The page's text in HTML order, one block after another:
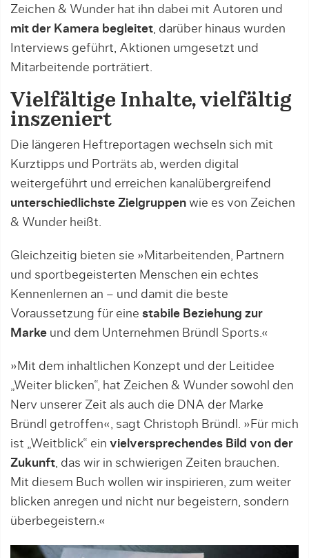
Zeichen & Wunder hat ihn dabei mit Autoren und
mit der Kamera begleitet, darüber hinaus wurden
Interviews geführt, Aktionen umgesetzt und
Mitarbeitende porträtiert.
Vielfältige Inhalte, vielfältig
inszeniert
Die längeren Heftreportagen wechseln sich mit
Kurztipps und Porträts ab, werden digital
weitergeführt und erreichen kanalübergreifend
unterschiedlichste Zielgruppen wie es von Zeichen
& Wunder heißt.
Gleichzeitig bieten sie »Mitarbeitenden, Partnern
und sportbegeisterten Menschen ein echtes
Kennenlernen an – und damit die beste
Voraussetzung für eine stabile Beziehung zur
Marke und dem Unternehmen Bründl Sports.«
»Mit dem inhaltlichen Konzept und der Leitidee
„Weiter blicken“, hat Zeichen & Wunder sowohl den
Nerv unserer Zeit als auch die DNA der Marke
Bründl getroffen«, sagt Christoph Bründl. »Für mich
ist „Weitblick“ ein vielversprechendes Bild von der
Zukunft, das wir in schwierigen Zeiten brauchen.
Mit diesem Buch wollen wir inspirieren, zum weiter
blicken anregen und nicht nur begeistern, sondern
überbegeistern.«